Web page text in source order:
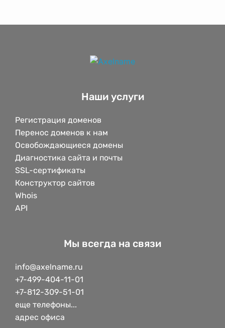
Наши услуги
Регистрация доменов
Перенос доменов к нам
Освобождающиеся домены
Диагностика сайта и почты
SSL-сертификаты
Конструктор сайтов
Whois
API
Мы всегда на связи
info@axelname.ru
+7-499-404-11-01
+7-812-309-51-01
еще телефоны...
адрес офиса